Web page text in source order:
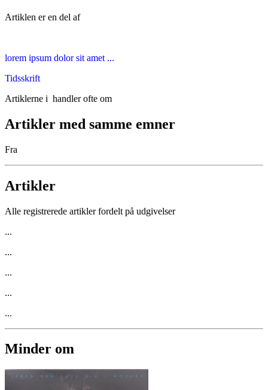
Artiklen er en del af
lorem ipsum dolor sit amet ...
Tidsskrift
Artiklerne i handler ofte om
Artikler med samme emner
Fra
Artikler
Alle registrerede artikler fordelt på udgivelser
...
...
...
...
...
Minder om